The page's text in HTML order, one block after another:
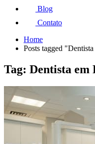
Blog
Contato
Home
Posts tagged
Tag: Dentista